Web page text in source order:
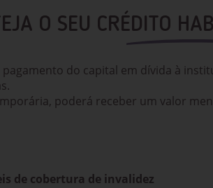
O SEU CRÉDITO
do capital em dívida à
poderá receber um valor
de cobertura de invalidez